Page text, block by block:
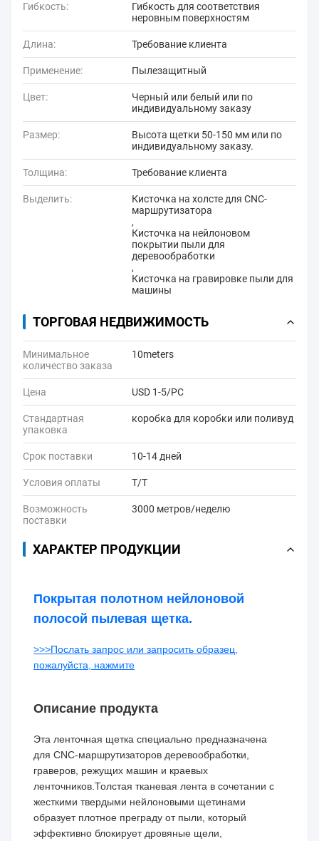
Гибкость:
Гибкость для соответствия
неровным поверхностям
Длина: Требование клиента
Применение: Пылезащитный
Цвет:
Черный или белый или по
индивидуальному заказу
Размер:
Высота щетки 50-150 мм или по
индивидуальному заказу.
Толщина: Требование клиента
Выделить:
Кисточка на холсте для CNC-
маршрутизатора
,
Кисточка на нейлоновом
покрытии пыли для
деревообработки
,
Кисточка на гравировке пыли для
машины
ТОРГОВАЯ НЕДВИЖИМОСТЬ
Минимальное
количество заказа
10meters
Цена USD 1-5/PC
Стандартная
упаковка
коробка для коробки или поливуд
Срок поставки 10-14 дней
Условия оплаты Т/Т
Возможность
поставки
3000 метров/неделю
ХАРАКТЕР ПРОДУКЦИИ
Покрытая полотном нейлоновой
полосой пылевая щетка.
>>>Послать запрос или запросить образец,
пожалуйста, нажмите
Описание продукта
Эта ленточная щетка специально предназначена
для CNC-маршрутизаторов деревообработки,
граверов, режущих машин и краевых
ленточников.Толстая тканевая лента в сочетании с
жесткими твердыми нейлоновыми щетинами
образует плотное преграду от пыли, который
эффективно блокирует дровяные щели,